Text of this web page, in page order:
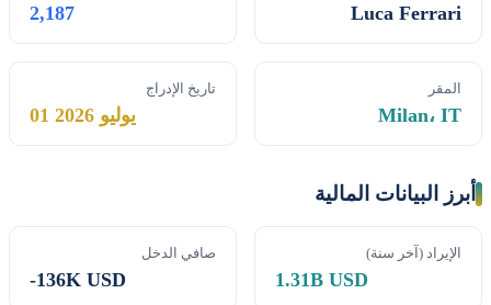
Luca Ferrari
2,187
المقر
Milan، IT
تاريخ الإدراج
01 يوليو 2026
أبرز البيانات المالية
الإيراد (آخر سنة)
1.31B USD
صافي الدخل
-136K USD